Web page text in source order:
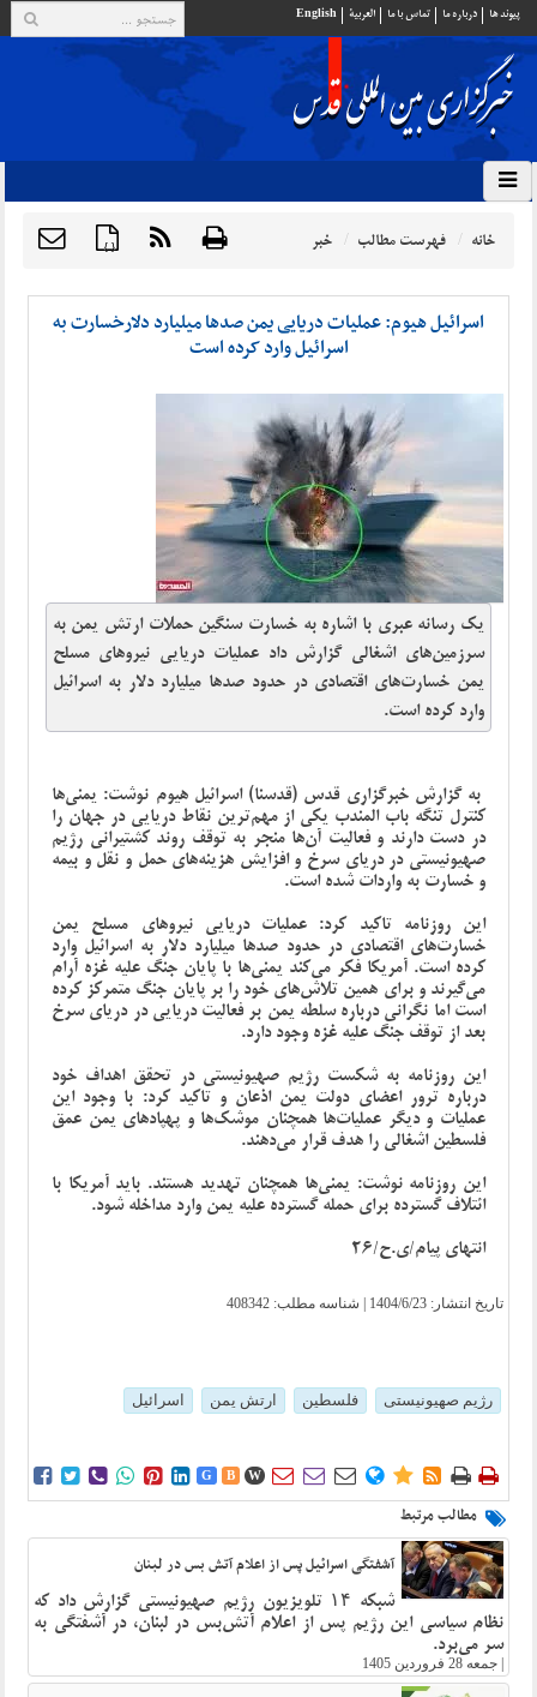
پيوند ها درباره ما تماس با ما العربية English
{ } خانه فهرست مطالب خبر
اسرائیل هیوم: عملیات دریایی یمن صدها میلیارد دلارخسارت به
اسرائیل وارد کرده است
یک رسانه عبری با اشاره به خسارت سنگین حملات ارتش یمن به
سرزمین‌های اشغالی گزارش داد عملیات دریایی نیروهای مسلح
یمن خسارت‌های اقتصادی در حدود صدها میلیارد دلار به اسرائیل
وارد کرده است.
به گزارش خبرگزاری قدس (قدسنا) اسرائیل هیوم نوشت: یمنی‌ها
کنترل تنگه باب المندب یکی از مهم‌ترین نقاط دریایی در جهان را
در دست دارند و فعالیت آن‌ها منجر به توقف روند کشتیرانی رژیم
صهیونیستی در دریای سرخ و افزایش هزینه‌های حمل و نقل و بیمه
و خسارت به واردات شده است.
این روزنامه تاکید کرد: عملیات دریایی نیروهای مسلح یمن
خسارت‌های اقتصادی در حدود صدها میلیارد دلار به اسرائیل وارد
کرده است. آمریکا فکر می‌کند یمنی‌ها با پایان جنگ علیه غزه آرام
می‌گیرند و برای همین تلاش‌های خود را بر پایان جنگ متمرکز کرده
است اما نگرانی درباره سلطه یمن بر فعالیت دریایی در دریای سرخ
بعد از توقف جنگ علیه غزه وجود دارد.
این روزنامه به شکست رژیم صهیونیستی در تحقق اهداف خود
درباره ترور اعضای دولت یمن اذعان و تاکید کرد: با وجود این
عملیات و دیگر عملیات‌ها همچنان موشک‌ها و پهپادهای یمن عمق
فلسطین اشغالی را هدف قرار می‌دهند.
این روزنامه نوشت: یمنی‌ها همچنان تهدید هستند. باید آمریکا با
ائتلاف گسترده برای حمله گسترده علیه یمن وارد مداخله شود.
انتهای پیام/ی.ح/26
تاریخ انتشار: 1404/6/23 | شناسه مطلب: 408342
رژیم صهیونیستی فلسطین ارتش یمن اسرائیل
      G B W        
مطالب مرتبط
آشفتگی اسرائیل پس از اعلام آتش بس در لبنان
شبکه ۱۴ تلویزیون رژیم صهیونیستی گزارش داد که
نظام سیاسی این رژیم پس از اعلام آتش‌بس در لبنان، در آشفتگی به
سر می‌برد.
جمعه 28 فروردین 1405